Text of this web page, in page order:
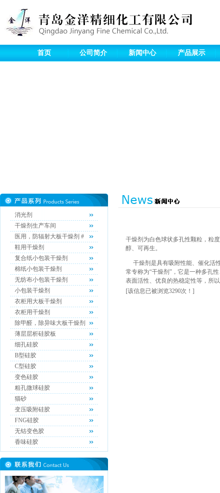
首页 公司简介 新闻中心 产品展示
消光剂
干燥剂生产车间
医用，防辐射大板干燥剂 #
鞋用干燥剂
复合纸小包装干燥剂
棉纸小包装干燥剂
无纺布小包装干燥剂
小包装干燥剂
衣柜用大板干燥剂
衣柜用干燥剂
除甲醛，除异味大板干燥剂
薄层层析硅胶板
细孔硅胶
B型硅胶
C型硅胶
变色硅胶
粗孔微球硅胶
猫砂
变压吸附硅胶
FNG硅胶
无钴变色胶
香味硅胶
干燥剂为白色球状多孔性颗粒，粒
醇、可再生。
干燥剂是具有吸附性能、催化活
常专称为“干燥剂”，它是一种多孔
表面活性、优良的热稳定性等，所
[该信息已被浏览3290次！]